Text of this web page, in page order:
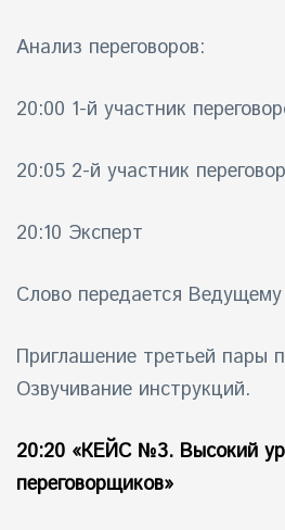
Анализ переговоров:
20:00 1-й участник
20:05 2-й участник
20:10 Эксперт
Слово передается Ведущему
Приглашение третьей пары
Озвучивание инструкций.
20:20 «КЕЙС №3. Высокий
переговорщиков»